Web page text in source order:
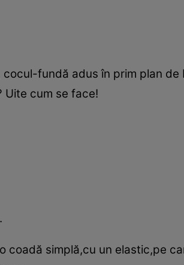
cocul-fundă adus în prim plan
cum se face!
coadă simplă,cu un elastic,pe